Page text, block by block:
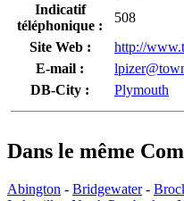
Indicatif
téléphonique :
508
Site Web :
http://
E-mail :
DB-City :
Plymouth
Dans le même
Abington - Bridgewater-